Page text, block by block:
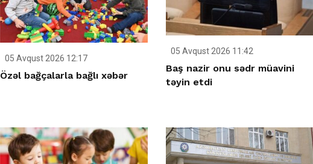
05 Avqust 2026 12:17
Özəl bağçalarla bağlı xəbər
05 Avqust 2026 11:42
Baş nazir onu sədr müavini
təyin etdi